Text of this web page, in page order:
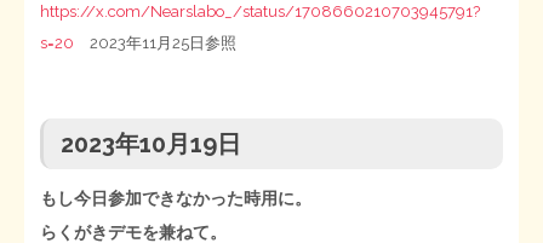
https://x.com/Nearslabo_/status/1708660210703945791?
s=20 2023年11月25日参照
2023年10月19日
もし今日参加できなかった時用に。
らくがきデモを兼ねて。